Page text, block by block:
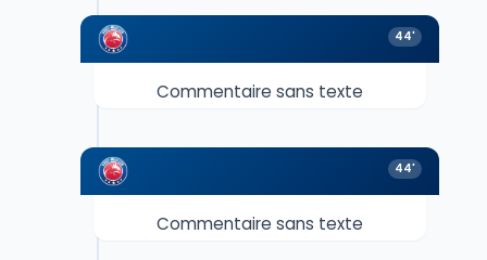
44'
Commentaire sans texte
44'
Commentaire sans texte